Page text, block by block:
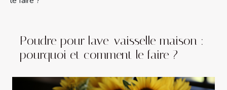
Poudre pour lave-vaisselle maison :
pourquoi et comment le faire ?